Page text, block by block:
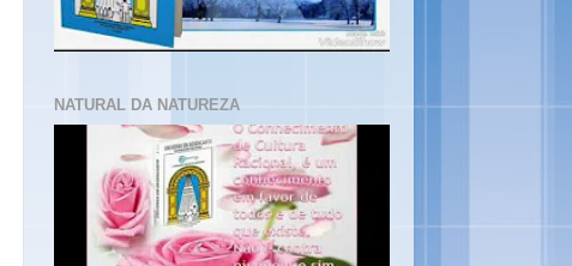
NATURAL DA NATUREZA